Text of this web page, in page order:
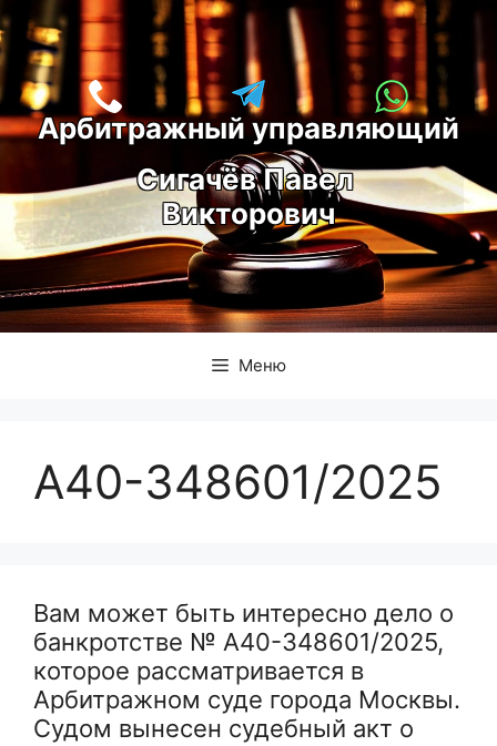
Перейти
к
содержимому
Арбитражный управляющий
Сигачёв Павел
Викторович
Меню
А40-348601/2025
Вам может быть интересно дело о
банкротстве № А40-348601/2025,
которое рассматривается в
Арбитражном суде города Москвы.
Судом вынесен судебный акт о